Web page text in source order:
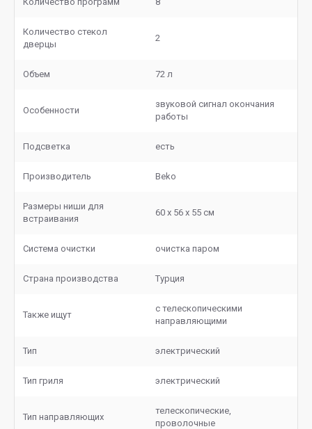
Количество стекол
дверцы
2
Объем 72 л
Особенности
звуковой сигнал окончания
работы
Подсветка есть
Производитель Beko
Размеры ниши для
встраивания
60 х 56 х 55 см
Система очистки очистка паром
Страна производства Турция
Также ищут
с телескопическими
направляющими
Тип электрический
Тип гриля электрический
Тип направляющих
телескопические,
проволочные